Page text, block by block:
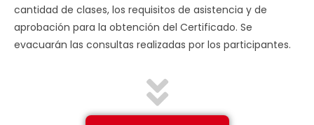
cantidad de clases, los requisitos de asistencia y de
aprobación para la obtención del Certificado. Se
evacuarán las consultas realizadas por los participantes.